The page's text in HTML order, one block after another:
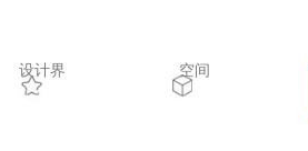
设计界 空间